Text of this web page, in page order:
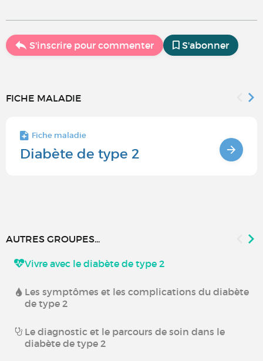
S'inscrire pour commenter S'abonner
FICHE MALADIE
Fiche maladie
Diabète de type 2
AUTRES GROUPES...
Vivre avec le diabète de type 2
Les symptômes et les complications du diabète
de type 2
Le diagnostic et le parcours de soin dans le
diabète de type 2